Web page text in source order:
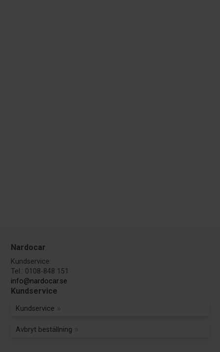
Nardocar
Kundservice:
Tel.: 0108-848 151
info@nardocar.se
Kundservice
Kundservice
Avbryt beställning